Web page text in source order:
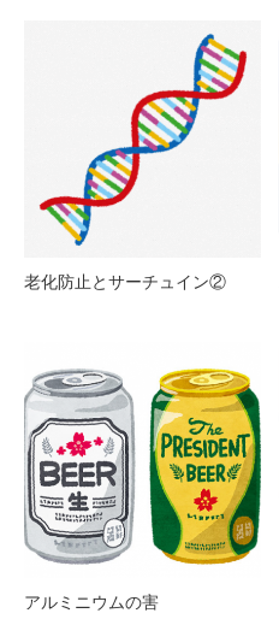
老化防止とサーチュイン②
アルミニウムの害